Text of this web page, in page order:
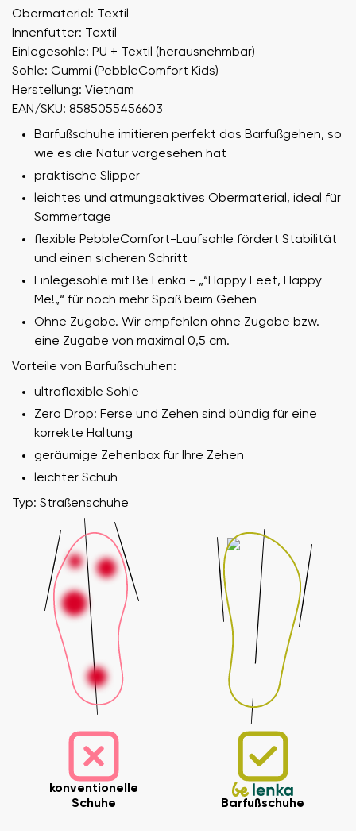
Obermaterial: Textil
Innenfutter: Textil
Einlegesohle: PU + Textil (herausnehmbar)
Sohle: Gummi (PebbleComfort Kids)
Herstellung: Vietnam
EAN/SKU: 8585055456603
Barfußschuhe imitieren perfekt das Barfußgehen, so
wie es die Natur vorgesehen hat
praktische Slipper
leichtes und atmungsaktives Obermaterial, ideal für
Sommertage
flexible PebbleComfort-Laufsohle fördert Stabilität
und einen sicheren Schritt
Einlegesohle mit Be Lenka - „“Happy Feet, Happy
Me!„“ für noch mehr Spaß beim Gehen
Ohne Zugabe. Wir empfehlen ohne Zugabe bzw.
eine Zugabe von maximal 0,5 cm.
Vorteile von Barfußschuhen:
ultraflexible Sohle
Zero Drop: Ferse und Zehen sind bündig für eine
korrekte Haltung
geräumige Zehenbox für Ihre Zehen
leichter Schuh
Typ: Straßenschuhe
konventionelle
Schuhe
Barfußschuhe